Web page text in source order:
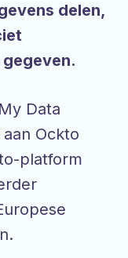
delen,
Data
Ockto
platform